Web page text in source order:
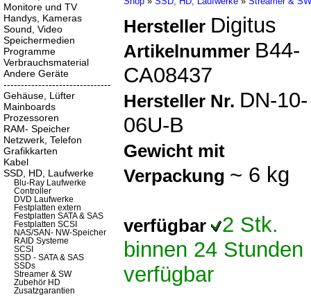
Hersteller Digitus
Artikelnummer B44-
CA08437
Hersteller Nr. DN-10-
06U-B
Gewicht mit
Verpackung ~ 6 kg
verfügbar
2 Stk.
binnen 24 Stunden
verfügbar
Monitore und TV
Handys, Kameras
Sound, Video
Speichermedien
Programme
Verbrauchsmaterial
Andere Geräte
-------------------------------
Gehäuse, Lüfter
Mainboards
Prozessoren
RAM- Speicher
Netzwerk, Telefon
Grafikkarten
Kabel
SSD, HD, Laufwerke
Blu-Ray Laufwerke
Controller
DVD Laufwerke
Festplatten extern
Festplatten SATA & SAS
Festplatten SCSI
NAS/SAN- NW-Speicher
RAID Systeme
SCSI
SSD - SATA & SAS
SSDs
Streamer & SW
Zubehör HD
Zusatzgarantien